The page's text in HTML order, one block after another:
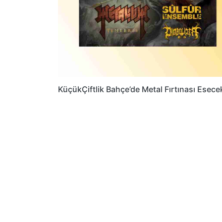
KüçükÇiftlik Bahçe’de Metal Fırtınası